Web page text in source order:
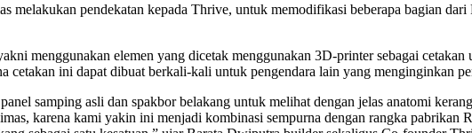
melakukan pendekatan kepada Thrive, untuk memodifikasi beberapa bagian
menggunakan elemen yang dicetak menggunakan 3D-printer sebagai
cetakan ini dapat dibuat berkali-kali untuk pengendara lain yang menginginkan
samping asli dan spakbor belakang untuk melihat dengan jelas anatomi
karena kami yakin ini menjadi kombinasi sempurna dengan rangka pabrikan